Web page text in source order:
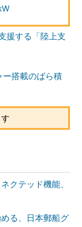
援する「陸上支
ー搭載のばら積
クテッド機能、
る、日本郵船グ